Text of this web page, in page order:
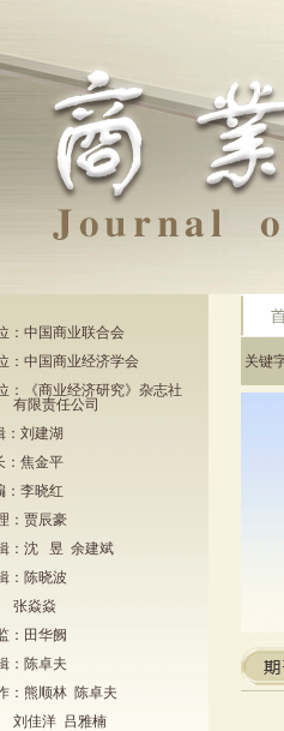
：中国商业联合会
：中国商业经济学会
：《商业经济研究》杂志社
责任公司
：刘建湖
：焦金平
：李晓红
：贾辰豪
：沈 昱 余建斌
：陈晓波
焱
：田华阙
：陈卓夫
：熊顺林 陈卓夫
洋 吕雅楠
关键